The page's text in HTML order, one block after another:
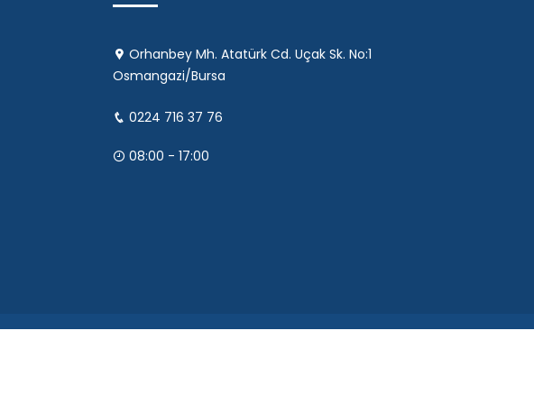
Orhanbey Mh. Atatürk Cd. Uçak Sk. No:1
Osmangazi/Bursa
0224 716 37 76
08:00 - 17:00